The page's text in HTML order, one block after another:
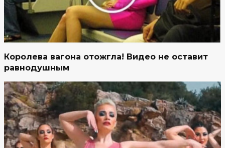
Королева вагона отожгла! Видео не оставит
равнодушным